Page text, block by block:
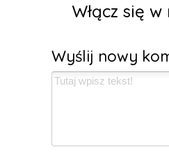
Włącz się
Wyślij nowy